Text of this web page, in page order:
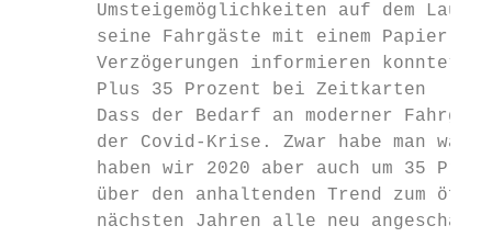
Umsteigemöglichkeiten auf dem
seine Fahrgäste mit einem Papier-
Verzögerungen informieren konnte“,
       Plus 35 Prozent bei Zeitkarten
Dass der Bedarf an moderner
der Covid-Krise. Zwar habe man
haben wir 2020 aber auch um 35
über den anhaltenden Trend zum
nächsten Jahren alle neu